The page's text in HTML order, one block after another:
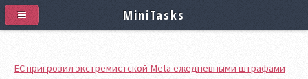
ЕС пригрозил экстремистской Meta ежедневными штрафами
MiniTasks